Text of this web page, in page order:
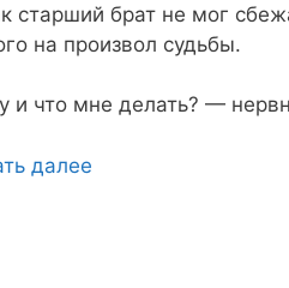
старший брат не мог
на произвол судьбы.
и что мне делать? —
далее